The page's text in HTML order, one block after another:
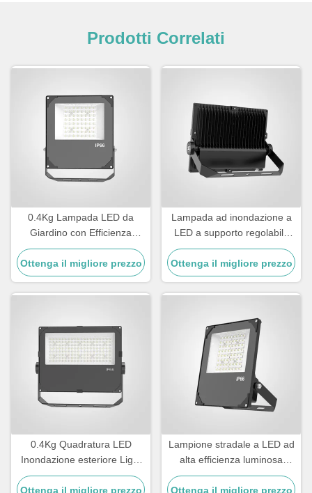
Prodotti Correlati
0.4Kg Lampada LED da
Giardino con Efficienza
Luminosa Superiore a
110lmW Progettata per
Decorazioni Esterne e
Illuminazione di Percorsi
Ottenga il migliore prezzo
Lampada ad inondazione a
LED a supporto regolabile
con sorgente luminosa SMD
LED ed efficienza luminosa
100110LMW Adatta ad
applicazioni commerciali
Ottenga il migliore prezzo
0.4Kg Quadratura LED
Inondazione esteriore Light
Heavy Duty Outdoor Lighting
Progettato per l'illuminazione
Ottenga il migliore prezzo
Lampione stradale a LED ad
alta efficienza luminosa
superiore a 110lmW
Tolleranza alla temperatura
Ottenga il migliore prezzo